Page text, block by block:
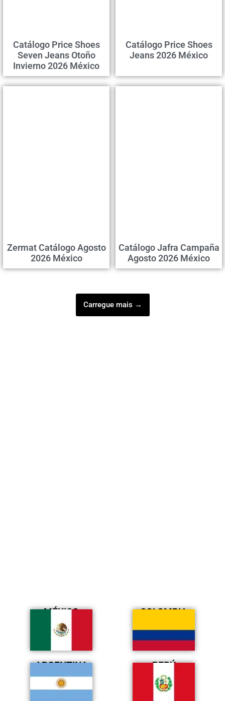
Catálogo Price Shoes
Seven Jeans Otoño
Invierno 2026 México
Catálogo Price Shoes
Jeans 2026 México
Zermat Catálogo Agosto
2026 México
Catálogo Jafra Campaña
Agosto 2026 México
Carregue mais →
MÉXICO COLOMBIA
ARGENTINA PERÚ